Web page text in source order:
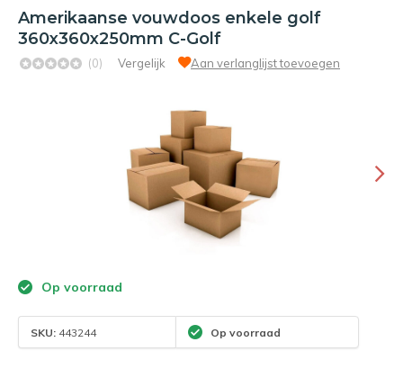
Amerikaanse vouwdoos enkele golf
360x360x250mm C-Golf
(0) Vergelijk Aan verlanglijst toevoegen
Op voorraad
SKU: 443244 Op voorraad